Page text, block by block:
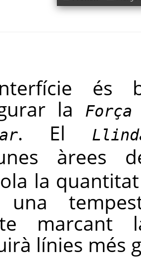
és
la
Força
. El
la
una
marcant
línies més